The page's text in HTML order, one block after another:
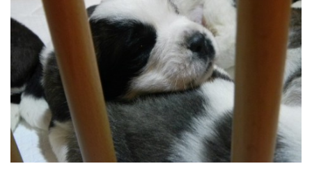
FENY
ŠTĚŇATA
VÝSTAVNÍ ÚSPĚCHY NAŠÍ CHS
FOTOALBUM